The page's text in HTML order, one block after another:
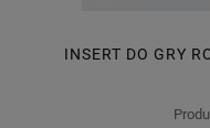
INSERT DO GRY